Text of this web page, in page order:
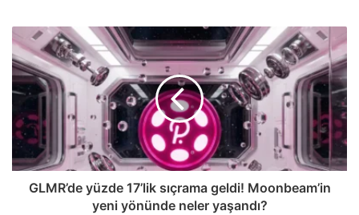
GLMR’de yüzde 17’lik sıçrama geldi! Moonbeam’in
yeni yönünde neler yaşandı?